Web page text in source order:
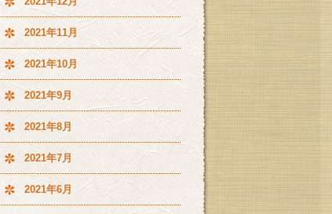
2021年11月
2021年10月
2021年9月
2021年8月
2021年7月
2021年6月